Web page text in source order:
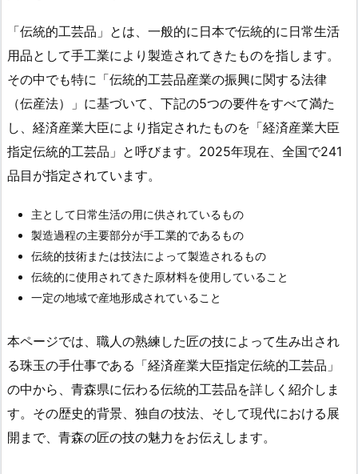
「伝統的工芸品」とは、一般的に日本で伝統的に日常生活
用品として手工業により製造されてきたものを指します。
その中でも特に「伝統的工芸品産業の振興に関する法律
（伝産法）」に基づいて、下記の5つの要件をすべて満た
し、経済産業大臣により指定されたものを「経済産業大臣
指定伝統的工芸品」と呼びます。2025年現在、全国で241
品目が指定されています。
主として日常生活の用に供されているもの
製造過程の主要部分が手工業的であるもの
伝統的技術または技法によって製造されるもの
伝統的に使用されてきた原材料を使用していること
一定の地域で産地形成されていること
本ページでは、職人の熟練した匠の技によって生み出され
る珠玉の手仕事である「経済産業大臣指定伝統的工芸品」
の中から、青森県に伝わる伝統的工芸品を詳しく紹介しま
す。その歴史的背景、独自の技法、そして現代における展
開まで、青森の匠の技の魅力をお伝えします。